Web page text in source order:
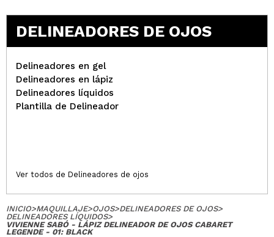
DELINEADORES DE OJOS
Delineadores en gel
Delineadores en lápiz
Delineadores líquidos
Plantilla de Delineador
Ver todos de Delineadores de ojos
INICIO>MAQUILLAJE>OJOS>DELINEADORES DE OJOS>
DELINEADORES LÍQUIDOS>
VIVIENNE SABÓ - LÁPIZ DELINEADOR DE OJOS CABARET
LEGENDE - 01: BLACK